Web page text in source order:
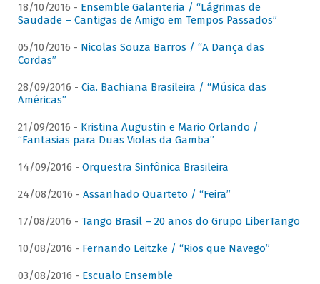
18/10/2016 - Ensemble Galanteria / “Lágrimas de
Saudade – Cantigas de Amigo em Tempos Passados”
05/10/2016 - Nicolas Souza Barros / “A Dança das
Cordas”
28/09/2016 - Cia. Bachiana Brasileira / “Música das
Américas”
21/09/2016 - Kristina Augustin e Mario Orlando /
“Fantasias para Duas Violas da Gamba”
14/09/2016 - Orquestra Sinfônica Brasileira
24/08/2016 - Assanhado Quarteto / “Feira”
17/08/2016 - Tango Brasil – 20 anos do Grupo LiberTango
10/08/2016 - Fernando Leitzke / “Rios que Navego”
03/08/2016 - Escualo Ensemble